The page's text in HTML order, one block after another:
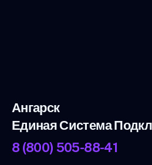
Ангарск
Единая Система
8 (800) 505-88-41